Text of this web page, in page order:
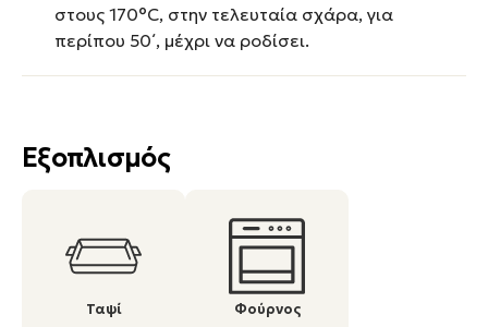
Εξοπλισμός
Ταψί Φούρνος
στους 170°C, στην τελευταία σχάρα, για
περίπου 50΄, μέχρι να ροδίσει.